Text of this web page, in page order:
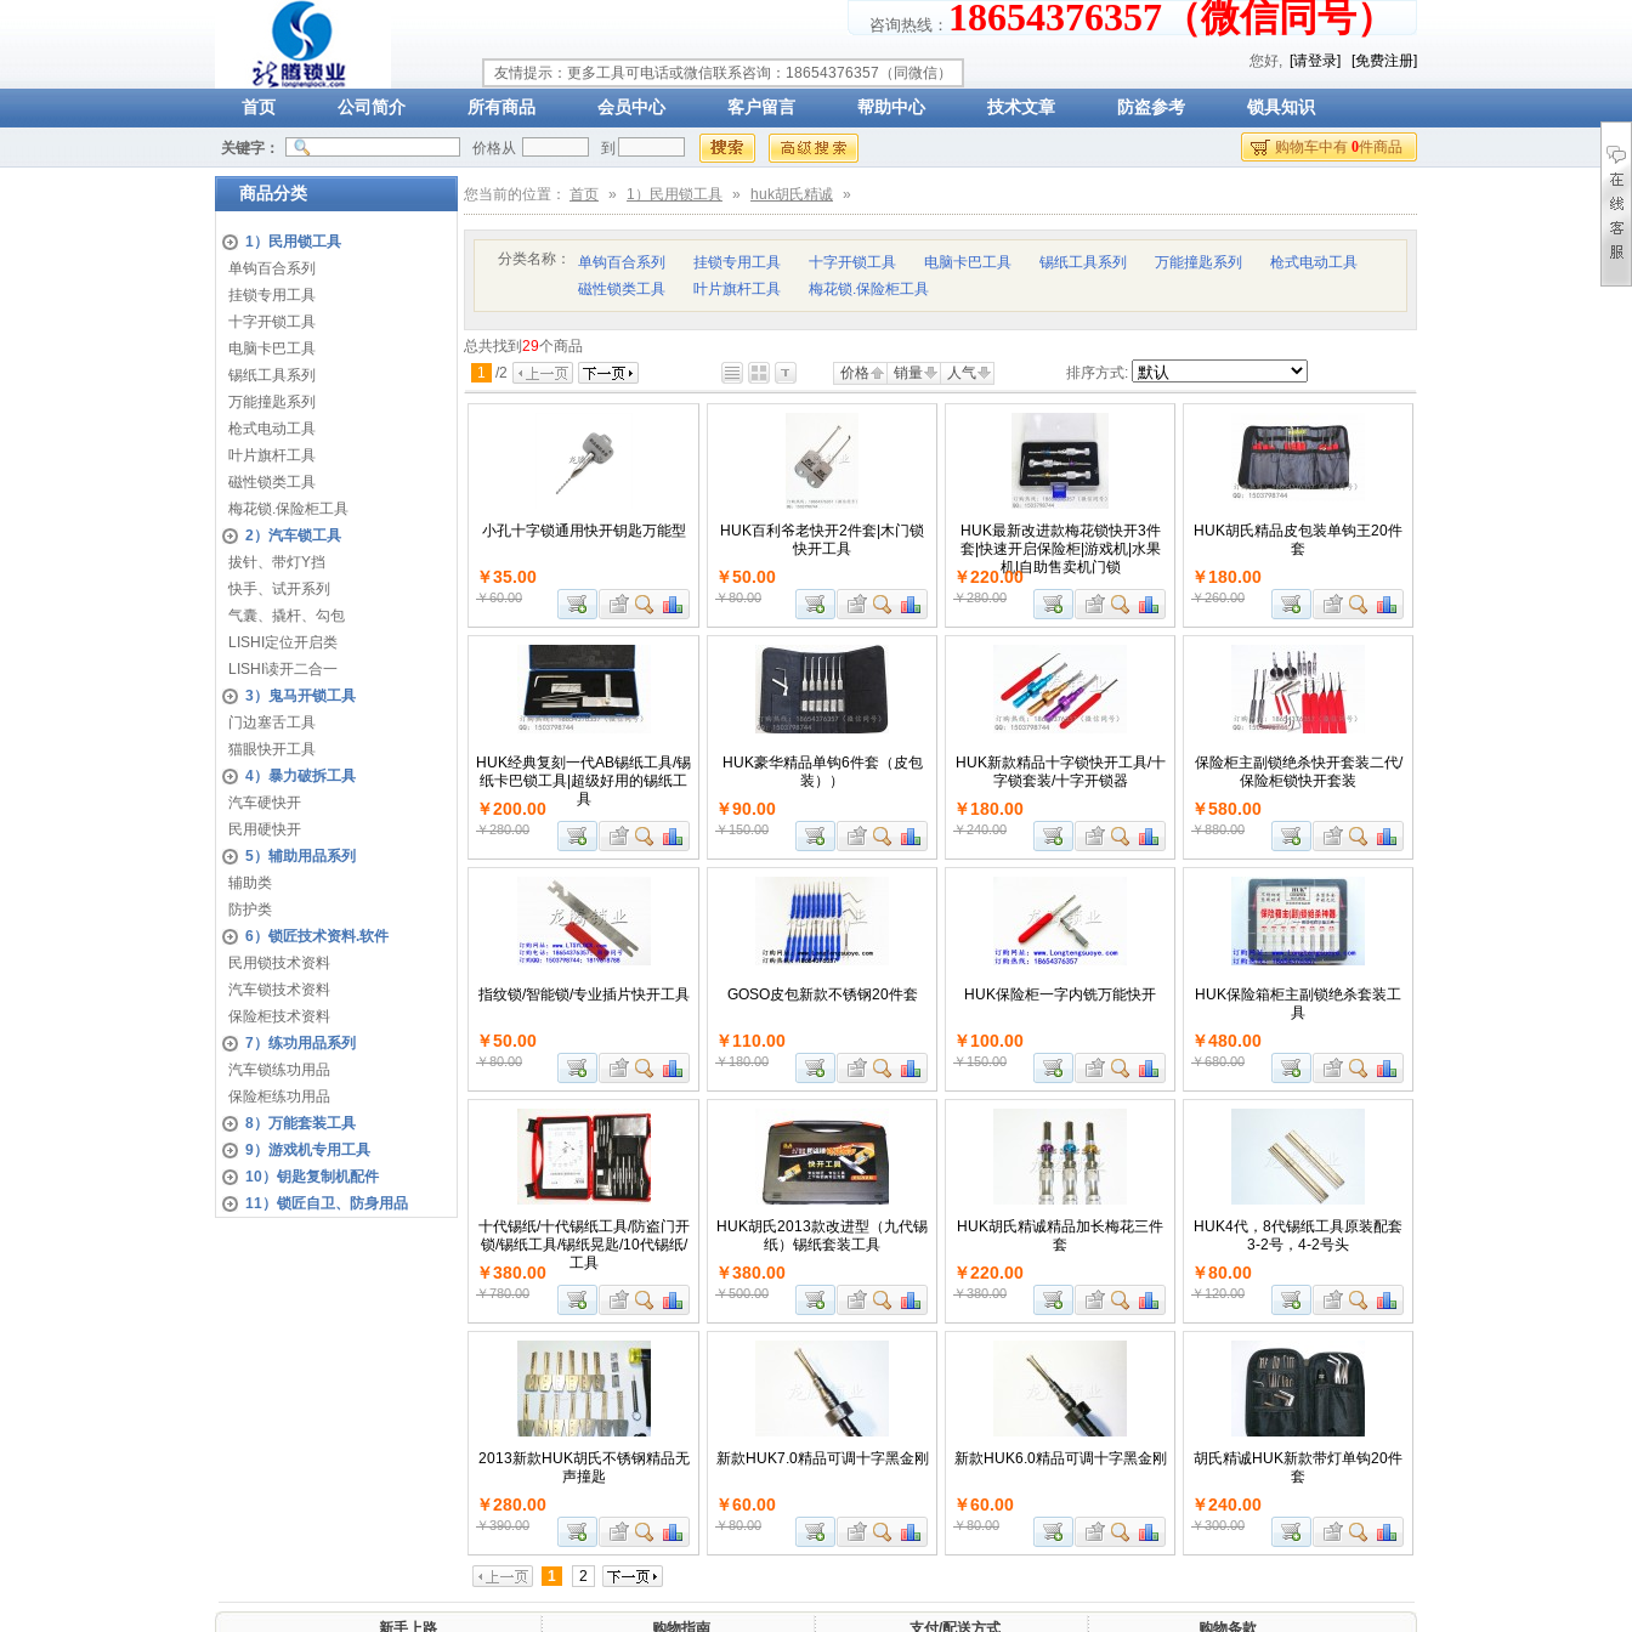
友情提示：更多工具可电话或微信联系咨询：18654376357（同微信）
您好, [请登录] [免费注册]
咨询热线： 18654376357（微信同号）
首页 公司简介 所有商品 会员中心 客户留言 帮助中心 技术文章 防盗参考 锁具知识
购物车中有 0件商品
关键字： 价格从 到
商品分类
1）民用锁工具
单钩百合系列
挂锁专用工具
十字开锁工具
电脑卡巴工具
锡纸工具系列
万能撞匙系列
枪式电动工具
叶片旗杆工具
磁性锁类工具
梅花锁.保险柜工具
2）汽车锁工具
拔针、带灯Y挡
快手、试开系列
气囊、撬杆、勾包
LISHI定位开启类
LISHI读开二合一
3）鬼马开锁工具
门边塞舌工具
猫眼快开工具
4）暴力破拆工具
汽车硬快开
民用硬快开
5）辅助用品系列
辅助类
防护类
6）锁匠技术资料.软件
民用锁技术资料
汽车锁技术资料
保险柜技术资料
7）练功用品系列
汽车锁练功用品
保险柜练功用品
8）万能套装工具
9）游戏机专用工具
10）钥匙复制机配件
11）锁匠自卫、防身用品
您当前的位置： 首页 » 1）民用锁工具 » huk胡氏精诚 »
分类名称： 单钩百合系列 挂锁专用工具 十字开锁工具 电脑卡巴工具 锡纸工具系列 万能撞匙系列
枪式电动工具
磁性锁类工具
叶片旗杆工具 梅花锁.保险柜工具
总共找到 29个商品
1
/2 价格 销量 人气 排序方式:
小孔十字锁通用快开钥匙万能型
￥35.00
￥60.00
HUK百利爷老快开2件套|木门锁
快开工具
￥50.00
￥80.00
HUK最新改进款梅花锁快开3件
套|快速开启保险柜|游戏机|水果
机|自助售卖机门锁
￥220.00
￥280.00
HUK胡氏精品皮包装单钩王20件
套
￥180.00
￥260.00
HUK经典复刻一代AB锡纸工具/锡
纸卡巴锁工具|超级好用的锡纸工
具
￥200.00
￥280.00
HUK豪华精品单钩6件套（皮包
装））
￥90.00
￥150.00
HUK新款精品十字锁快开工具/十
字锁套装/十字开锁器
￥180.00
￥240.00
保险柜主副锁绝杀快开套装二代/
保险柜锁快开套装
￥580.00
￥880.00
指纹锁/智能锁/专业插片快开工具
￥50.00
￥80.00
GOSO皮包新款不锈钢20件套
￥110.00
￥180.00
HUK保险柜一字内铣万能快开
￥100.00
￥150.00
HUK保险箱柜主副锁绝杀套装工
具
￥480.00
￥680.00
十代锡纸/十代锡纸工具/防盗门开
锁/锡纸工具/锡纸晃匙/10代锡纸/
工具
￥380.00
￥780.00
HUK胡氏2013款改进型（九代锡
纸）锡纸套装工具
￥380.00
￥500.00
HUK胡氏精诚精品加长梅花三件
套
￥220.00
￥380.00
HUK4代，8代锡纸工具原装配套
3-2号，4-2号头
￥80.00
￥120.00
2013新款HUK胡氏不锈钢精品无
声撞匙
￥280.00
￥390.00
新款HUK7.0精品可调十字黑金刚
￥60.00
￥80.00
新款HUK6.0精品可调十字黑金刚
￥60.00
￥80.00
胡氏精诚HUK新款带灯单钩20件
套
￥240.00
￥300.00
1 2
新手上路 购物指南 支付/配送方式 购物条款